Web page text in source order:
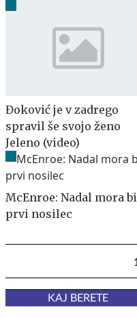
Đoković je v zadrego
spravil še svojo ženo
Jeleno (video)
McEnroe: Nadal mora
prvi nosilec
KAJ BERETE